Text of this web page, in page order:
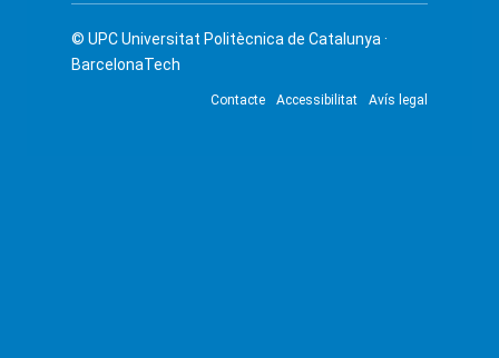
© UPCUniversitat Politècnica de Catalunya ·
BarcelonaTech
Contacte Accessibilitat Avís legal